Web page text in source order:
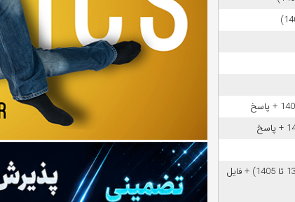
سوالات امتحان نهایی زبان انگلیسی 3 سال دوازدهم (1397 تا 1405) + فایل